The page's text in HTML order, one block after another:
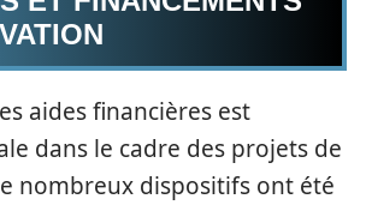
aides financières est
dans le cadre des projets de
nombreux dispositifs ont été